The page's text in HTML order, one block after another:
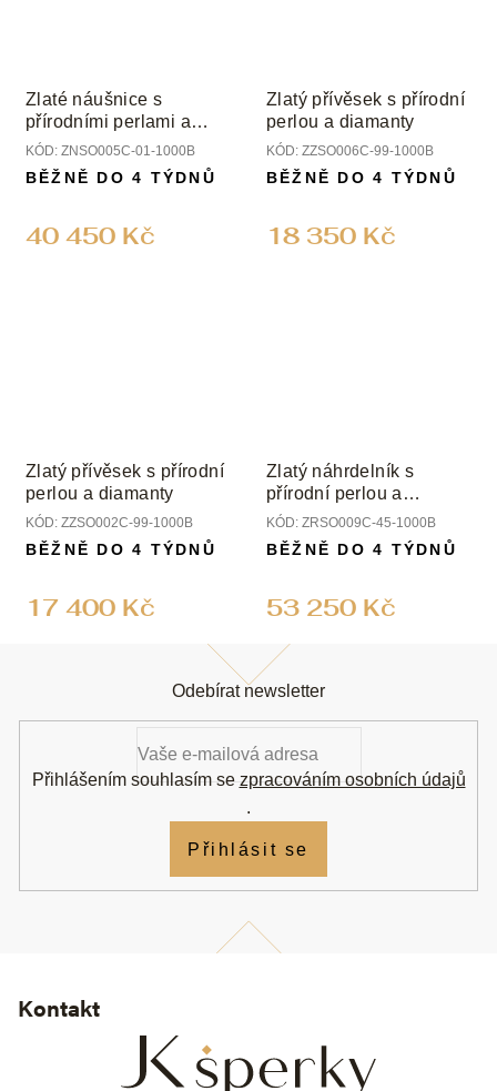
Zlaté náušnice s
přírodními perlami a
diamanty
KÓD: ZNSO005C-01-1000B
40 450 Kč
BĚŽNĚ DO 4 TÝDNŮ
Zlatý přívěsek s přírodní
perlou a diamanty
KÓD: ZZSO006C-99-1000B
18 350 Kč
BĚŽNĚ DO 4 TÝDNŮ
Zlatý přívěsek s přírodní
perlou a diamanty
KÓD: ZZSO002C-99-1000B
17 400 Kč
BĚŽNĚ DO 4 TÝDNŮ
Zlatý náhrdelník s
přírodní perlou a
diamanty
KÓD: ZRSO009C-45-1000B
53 250 Kč
BĚŽNĚ DO 4 TÝDNŮ
Kontakt
Odebírat newsletter
Přihlášením souhlasím se zpracováním osobních údajů
.
Přihlásit se